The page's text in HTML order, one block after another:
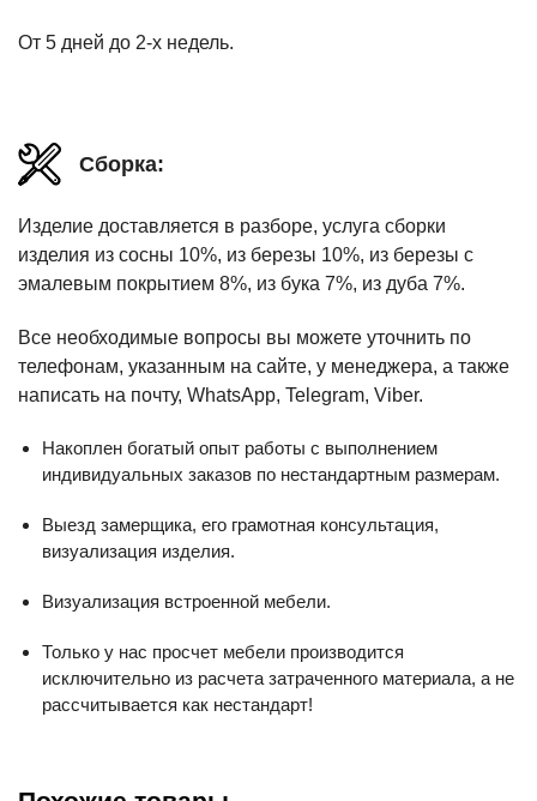
От 5 дней до 2-х недель.
Сборка:
Изделие доставляется в разборе, услуга сборки
изделия из сосны 10%, из березы 10%, из березы с
эмалевым покрытием 8%, из бука 7%, из дуба 7%.
Все необходимые вопросы вы можете уточнить по
телефонам, указанным на сайте, у менеджера, а также
написать на почту, WhatsApp, Telegram, Viber.
Накоплен богатый опыт работы с выполнением
индивидуальных заказов по нестандартным размерам.
Выезд замерщика, его грамотная консультация,
визуализация изделия.
Визуализация встроенной мебели.
Только у нас просчет мебели производится
исключительно из расчета затраченного материала, а не
рассчитывается как нестандарт!